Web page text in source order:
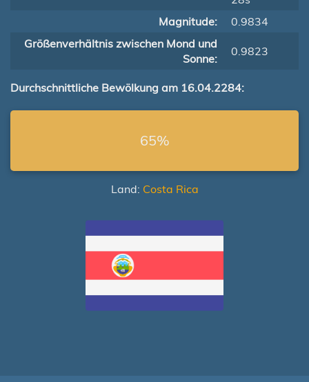
Magnitude:
0.9834
Größenverhältnis zwischen Mond und
Sonne:
0.9823
Durchschnittliche Bewölkung am 16.04.2284:
65%
Land: Costa Rica